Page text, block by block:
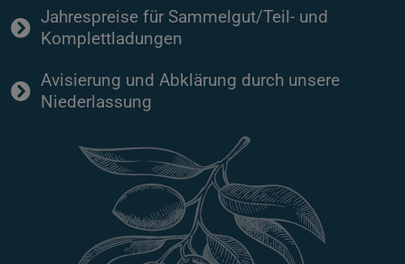
Jahrespreise für Sammelgut/Teil- und
Komplettladungen
Avisierung und Abklärung durch unsere
Niederlassung